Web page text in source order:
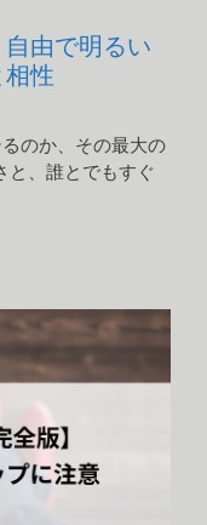
自由で明るい
性
のか、その最大の
と、誰とでもすぐ